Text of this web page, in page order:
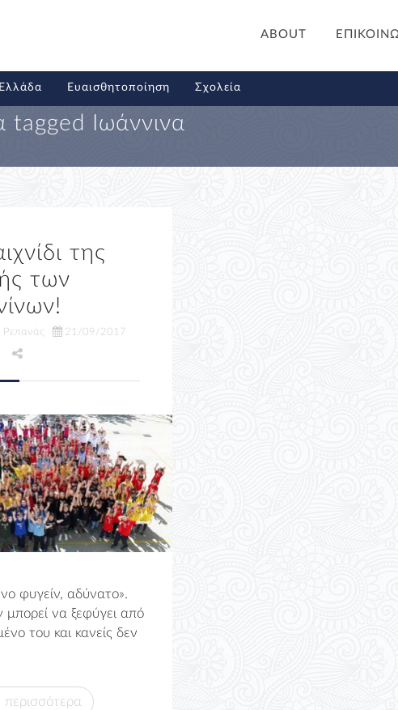
ABOUT
Ευαισθητοποίηση Σχολεία
tagged Ιωάννινα
της
των
Ρεπανάς
21/09/2017
φυγείν, αδύνατο».
μπορεί να ξεφύγει από
του και κανείς δεν
περισσότερα